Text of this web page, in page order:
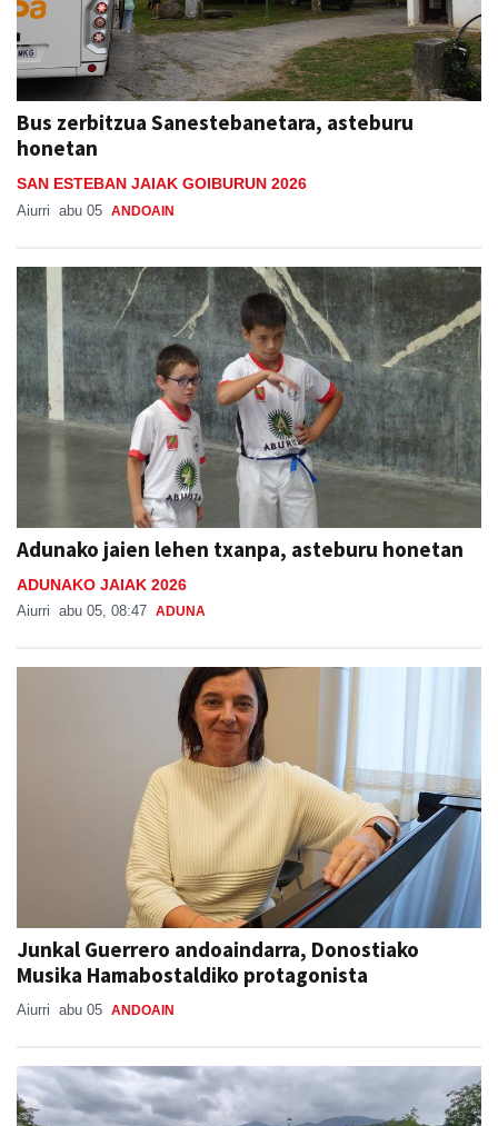
Bus zerbitzua Sanestebanetara, asteburu
honetan
SAN ESTEBAN JAIAK GOIBURUN 2026
Aiurri abu 05 ANDOAIN
Adunako jaien lehen txanpa, asteburu honetan
ADUNAKO JAIAK 2026
Aiurri abu 05, 08:47 ADUNA
Junkal Guerrero andoaindarra, Donostiako
Musika Hamabostaldiko protagonista
Aiurri abu 05 ANDOAIN